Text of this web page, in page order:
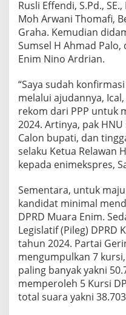
Rusli Effendi, S.Pd.,
Moh Arwani Thomafi,
Graha. Kemudian
Sumsel H Ahmad Palo,
Enim Nino Ardrian.
“Saya sudah
melalui ajudannya,
rekom dari PPP untuk
2024. Artinya, pak
Calon bupati, dan
selaku Ketua Relawan
kepada enimekspres,
Sementara, untuk
kandidat minimal
DPRD Muara Enim.
Legislatif (Pileg) DPRD
tahun 2024. Partai
mengumpulkan 7
paling banyak yakni
memperoleh 5 Kursi
total suara yakni